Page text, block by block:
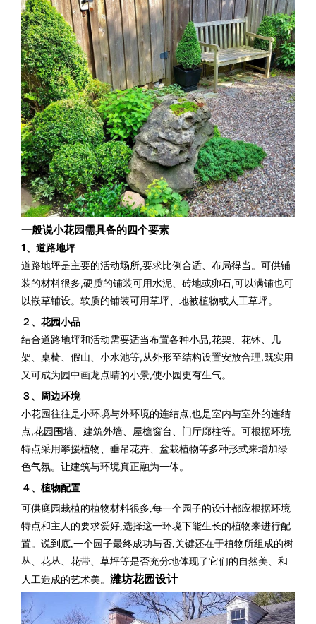
一般说小花园需具备的四个要素
1、道路地坪
道路地坪是主要的活动场所,要求比例合适、布局得当。 可供铺
装的材料很多,硬质的铺装可用水泥、砖地或卵石,可以满铺也可
以嵌草铺设。 软质的铺装可用草坪、地被植物或人工草坪。
２、花园小品
结合道路地坪和活动需要适当布置各种小品,花架、花钵、几
架、桌椅、假山、小水池等,从外形至结构设置安放合理,既实用
又可成为园中画龙点睛的小景,使小园更有生气。
３、周边环境
小花园往往是小环境与外环境的连结点,也是室内与室外的连结
点,花园围墙、建筑外墙、屋檐窗台、门厅廊柱等。 可根据环境
特点采用攀援植物、垂吊花卉、 盆栽植物等多种形式来增加绿
色气氛。 让建筑与环境真正融为一体。
４、植物配置
可供庭园栽植的植物材料很多,每一个园子的设计都应根据环境
特点和主人的要求爱好,选择这一环境下能生长的植物来进行配
置。 说到底,一个园子最终成功与否,关键还在于植物所组成的树
丛、花丛、 花带、草坪等是否充分地体现了它们的自然美、和
人工造成的艺术美。 潍坊花园设计